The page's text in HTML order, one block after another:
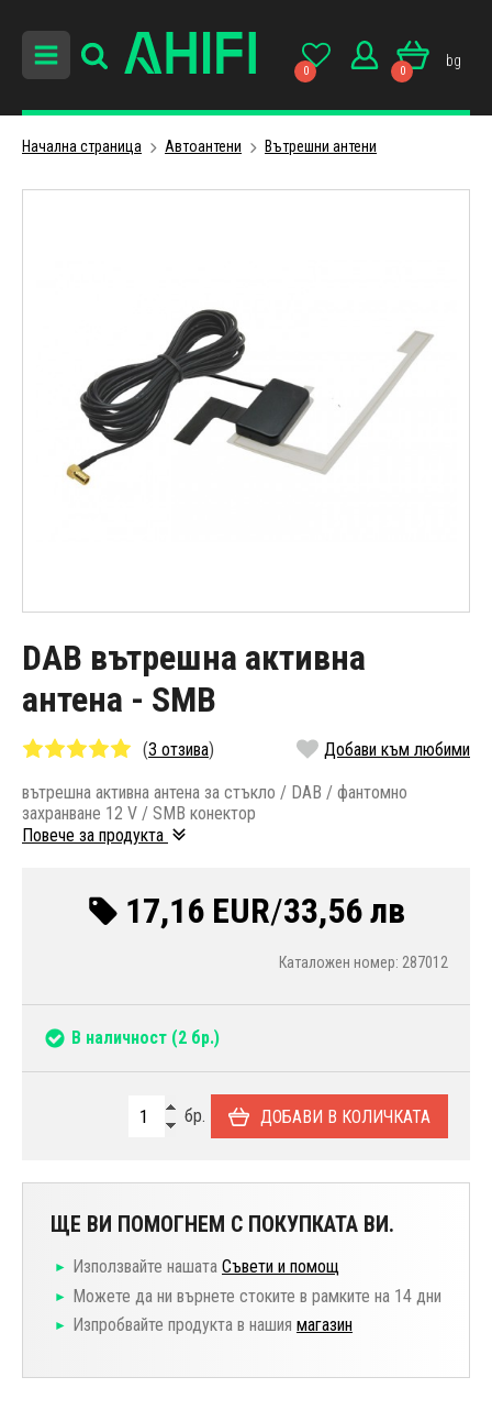
0 0
bg
Начална страница Автоантени Вътрешни антени
DAB вътрешна активна
антена - SMB
(3 отзива) Добави към любими
вътрешна активна антена за стъкло / DAB / фантомно
захранване 12 V / SMB конектор
Повече за продукта
17,16 EUR/33,56 лв
Каталожен номер: 287012
В наличност (2 бр.)
бр. ДОБАВИ В КОЛИЧКАТА
ЩЕ ВИ ПОМОГНЕМ С ПОКУПКАТА ВИ.
Използвайте нашата Съвети и помощ
Можете да ни върнете стоките в рамките на 14 дни
Изпробвайте продукта в нашия магазин